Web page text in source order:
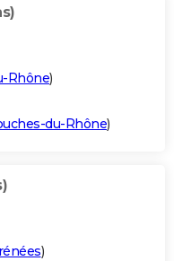
Rhône)
du-Rhône)
)